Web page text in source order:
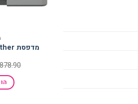
מדפסת HL-L2350DW Brother
878.90